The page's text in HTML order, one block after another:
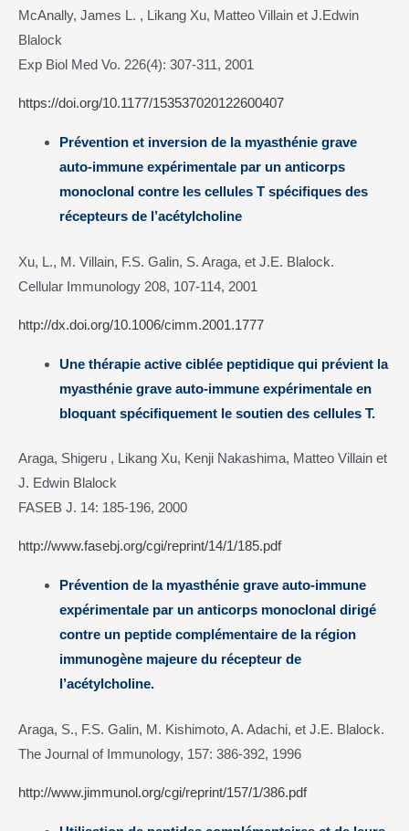
McAnally, James L. , Likang Xu, Matteo Villain et J.Edwin
Blalock
Exp Biol Med Vo. 226(4): 307-311, 2001
https://doi.org/10.1177/153537020122600407
Prévention et inversion de la myasthénie grave
auto-immune expérimentale par un anticorps
monoclonal contre les cellules T spécifiques des
récepteurs de l’acétylcholine
Xu, L., M. Villain, F.S. Galin, S. Araga, et J.E. Blalock.
Cellular Immunology 208, 107-114, 2001
http://dx.doi.org/10.1006/cimm.2001.1777
Une thérapie active ciblée peptidique qui prévient la
myasthénie grave auto-immune expérimentale en
bloquant spécifiquement le soutien des cellules T.
Araga, Shigeru , Likang Xu, Kenji Nakashima, Matteo Villain et
J. Edwin Blalock
FASEB J. 14: 185-196, 2000
http://www.fasebj.org/cgi/reprint/14/1/185.pdf
Prévention de la myasthénie grave auto-immune
expérimentale par un anticorps monoclonal dirigé
contre un peptide complémentaire de la région
immunogène majeure du récepteur de
l’acétylcholine.
Araga, S., F.S. Galin, M. Kishimoto, A. Adachi, et J.E. Blalock.
The Journal of Immunology, 157: 386-392, 1996
http://www.jimmunol.org/cgi/reprint/157/1/386.pdf